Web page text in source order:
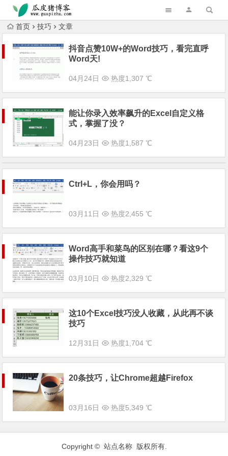
跳转到主内容
首页 技巧 文章
抖音点赞10W+的Word技巧，看完直呼
Word天!
04月24日 热度1,307 ℃
能让你录入效率飙升的Excel自定义格
式，掌握了没？
04月23日 热度1,587 ℃
Ctrl+L，你会用吗？
03月11日 热度2,455 ℃
Word高手和菜鸟的区别在哪？看这9个
操作技巧就知道
03月10日 热度2,329 ℃
这10个Excel技巧没人收藏，从此再不谈
技巧
12月31日 热度1,704 ℃
20条技巧，让Chrome超越Firefox
03月16日 热度5,349 ℃
Copyright © 站点名称 版权所有.